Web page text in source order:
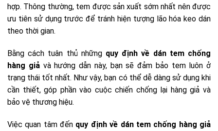
hợp. Thông thường, tem được sản xuất sớm nhất nên được
ưu tiên sử dụng trước để tránh hiện tượng lão hóa keo dán
theo thời gian.
Bằng cách tuân thủ những quy định về dán tem chống
hàng giảvà hướng dẫn này, bạn sẽ đảm bảo tem luôn ở
trạng thái tốt nhất. Như vậy, bạn có thể dễ dàng sử dụng khi
cần thiết, góp phần vào cuộc chiến chống lại hàng giả và
bảo vệ thương hiệu.
Việc quan tâm đến quy định về dán tem chống hàng giả